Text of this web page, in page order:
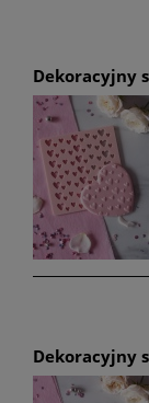
Dekoracyjny
Dekoracyjny